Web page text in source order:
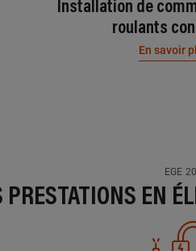
Installation de
roulants
En savoir
EGE 20
PRESTATIONS EN